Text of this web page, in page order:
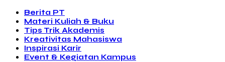
Berita PT
Materi Kuliah & Buku
Tips Trik Akademis
Kreativitas Mahasiswa
Inspirasi Karir
Event & Kegiatan Kampus